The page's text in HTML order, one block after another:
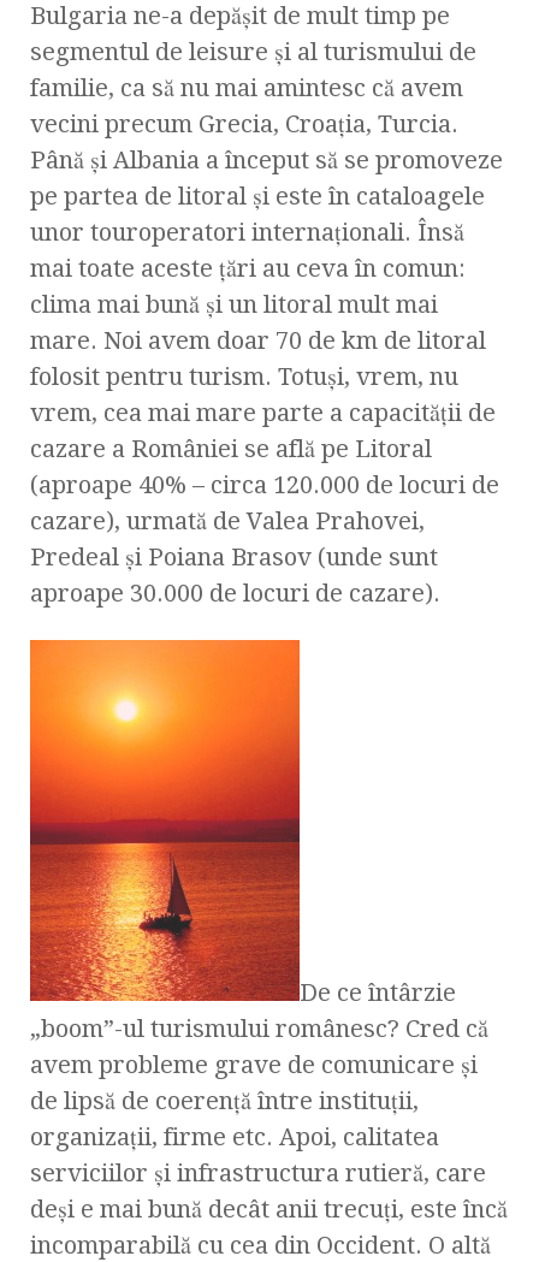
Bulgaria ne-a depăşit de mult timp pe
segmentul de leisure şi al turismului de
familie, ca să nu mai amintesc că avem
vecini precum Grecia, Croaţia, Turcia.
Până şi Albania a început să se promoveze
pe partea de litoral şi este în cataloagele
unor touroperatori internaţionali. Însă
mai toate aceste ţări au ceva în comun:
clima mai bună şi un litoral mult mai
mare. Noi avem doar 70 de km de litoral
folosit pentru turism. Totuşi, vrem, nu
vrem, cea mai mare parte a capacităţii de
cazare a României se află pe Litoral
(aproape 40% – circa 120.000 de locuri de
cazare), urmată de Valea Prahovei,
Predeal şi Poiana Brasov (unde sunt
aproape 30.000 de locuri de cazare).
De ce întârzie
„boom”-ul turismului românesc? Cred că
avem probleme grave de comunicare şi
de lipsă de coerenţă între instituţii,
organizaţii, firme etc. Apoi, calitatea
serviciilor şi infrastructura rutieră, care
deşi e mai bună decât anii trecuţi, este încă
incomparabilă cu cea din Occident. O altă